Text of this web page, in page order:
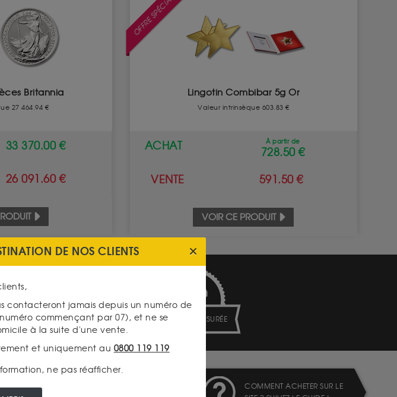
Britannia
27 464.94 €
33 370.00 €
26 091.60 €
OFFRE SPÉCIALE
Lingotin Combibar 5g Or
Valeur intrinsèque 603.83 €
ACHAT À partir de
728.50 €
VENTE 591.50 €
VOIR CE PRODUIT
LIVRAISON ASSURÉE
VOUS DANS
COMMENT ACHETER SUR LE
DE NOS CLIENTS
contacteront jamais depuis un numéro de
commençant par 07), et ne se
à la suite d'une vente.
et uniquement au 0800 119 119
ne pas réafficher.